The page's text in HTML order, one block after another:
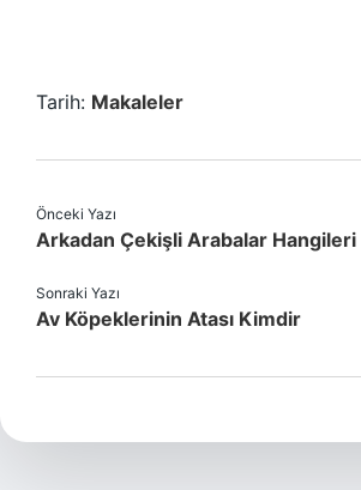
Tarih: Makaleler
Önceki Yazı
Arkadan Çekişli Arabalar Hangileri
Sonraki Yazı
Av Köpeklerinin Atası Kimdir